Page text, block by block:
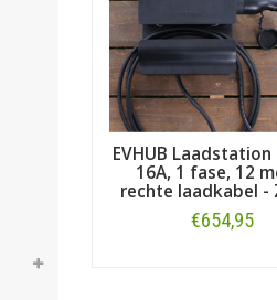
U wilt eenvoudig
U wilt kunnen kiezen
U wilt kabelbeheer
U wilt flexibel blijven
Veelgestelde vragen
Ondersteunen EVHUB
Ja. Verschillende
Zijn EVHUB
Ja. Ze hebben IP55-
EVHUB
16A, 1 fase, 12
rechte laadkabel -
€654,95